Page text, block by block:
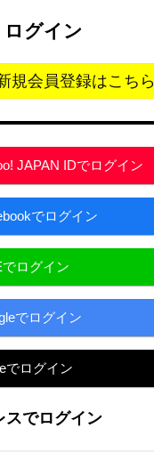
ログイン
規会員登録はこちら
JAPAN IDでログイン
でログイン
でログイン
でログイン
でログイン
スでログイン